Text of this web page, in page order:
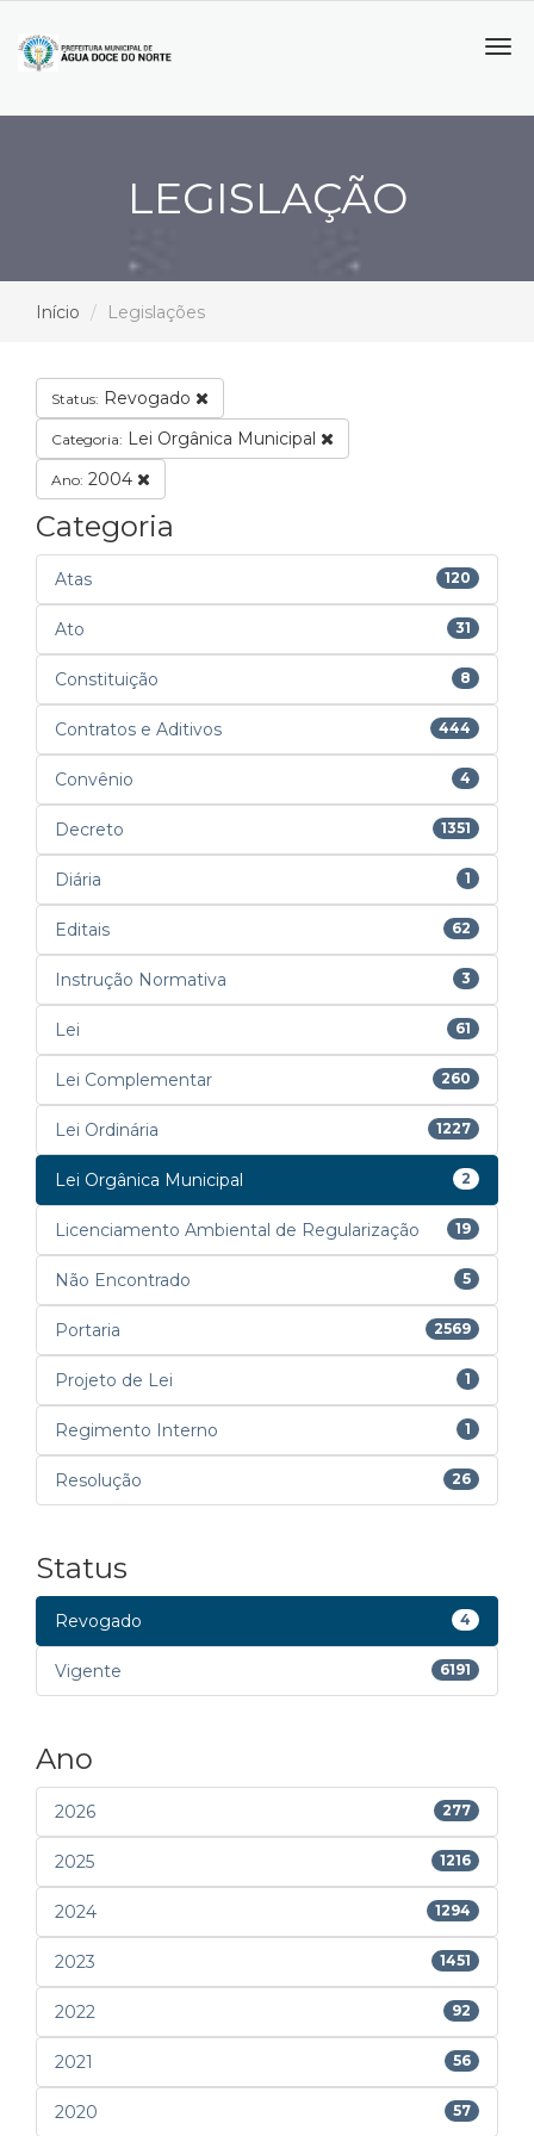
LEGISLAÇÃO
Início Legislações
Status: Revogado
Categoria: Lei Orgânica Municipal
Ano: 2004
Categoria
Atas 120
Ato 31
Constituição 8
Contratos e Aditivos 444
Convênio 4
Decreto 1351
Diária 1
Editais 62
Instrução Normativa 3
Lei 61
Lei Complementar 260
Lei Ordinária 1227
Lei Orgânica Municipal 2
Licenciamento Ambiental de Regularização 19
Não Encontrado 5
Portaria 2569
Projeto de Lei 1
Regimento Interno 1
Resolução 26
Status
Revogado 4
Vigente 6191
Ano
2026 277
2025 1216
2024 1294
2023 1451
2022 92
2021 56
2020 57